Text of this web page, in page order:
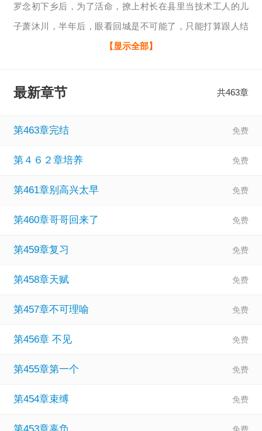
罗念初下乡后，为了活命，撩上村长在县里当技术工人的儿
子萧沐川，半年后，眼看回城是不可能了，只能打算跟人结
才娶的。
粮，说什么厂子忙没有时间回村里，实际上是去照顾那对母
还给人安排工作，怎么不见给她安排，让她还在村里拨草。
罗念初说什么也不能忍，直接退婚， 她又不是非他不可。
【显示全部】
最新章节 共463章
第463章完结
第４６２章培养
第461章别高兴太早
第460章哥哥回来了
第459章复习
第458章天赋
第457章不可理喻
第456章 不见
第455章第一个
第454章束缚